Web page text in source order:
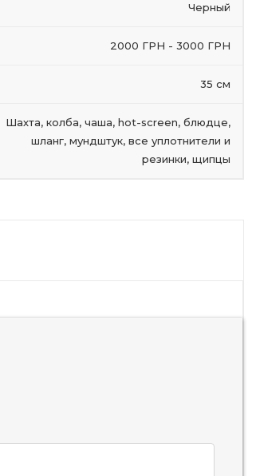
Черный
2000 ГРН - 3000 ГРН
35 см
Шахта, колба, чаша, hot-screen, блюдце,
шланг, мундштук, все уплотнители и
резинки, щипцы